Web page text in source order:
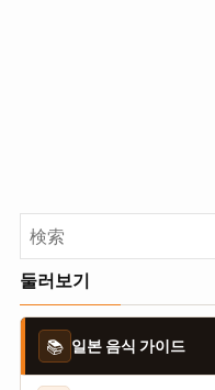
둘러보기
📚 일본 음식 가이드